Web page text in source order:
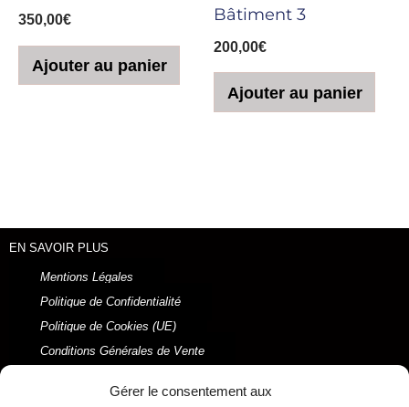
Gérer le consentement aux
350,00€
Ajouter au panier
Bâtiment 3
200,00€
Ajouter au panier
EN SAVOIR PLUS
Mentions Légales
Politique de Confidentialité
Politique de Cookies (UE)
Conditions Générales de Vente
Réalisé par ORSON Marketing Digital